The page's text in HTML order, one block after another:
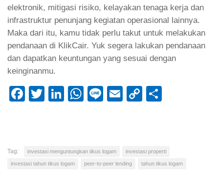
elektronik, mitigasi risiko, kelayakan tenaga kerja dan
infrastruktur penunjang kegiatan operasional lainnya.
Maka dari itu, kamu tidak perlu takut untuk melakukan
pendanaan di KlikCair. Yuk segera lakukan pendanaan
dan dapatkan keuntungan yang sesuai dengan
keinginanmu.
Facebook
TwitterLinkedIn
WhatsApp
LineEmailCopy
Tag: investasi menguntungkan tikus logam investasi properti
investasi tahun tikus logam peer-to-peer lending tahun tikus logam